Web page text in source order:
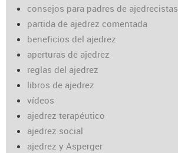
consejos para padres de ajedrecistas
partida de ajedrez comentada
beneficios del ajedrez
aperturas de ajedrez
reglas del ajedrez
libros de ajedrez
vídeos
ajedrez terapéutico
ajedrez social
ajedrez y Asperger